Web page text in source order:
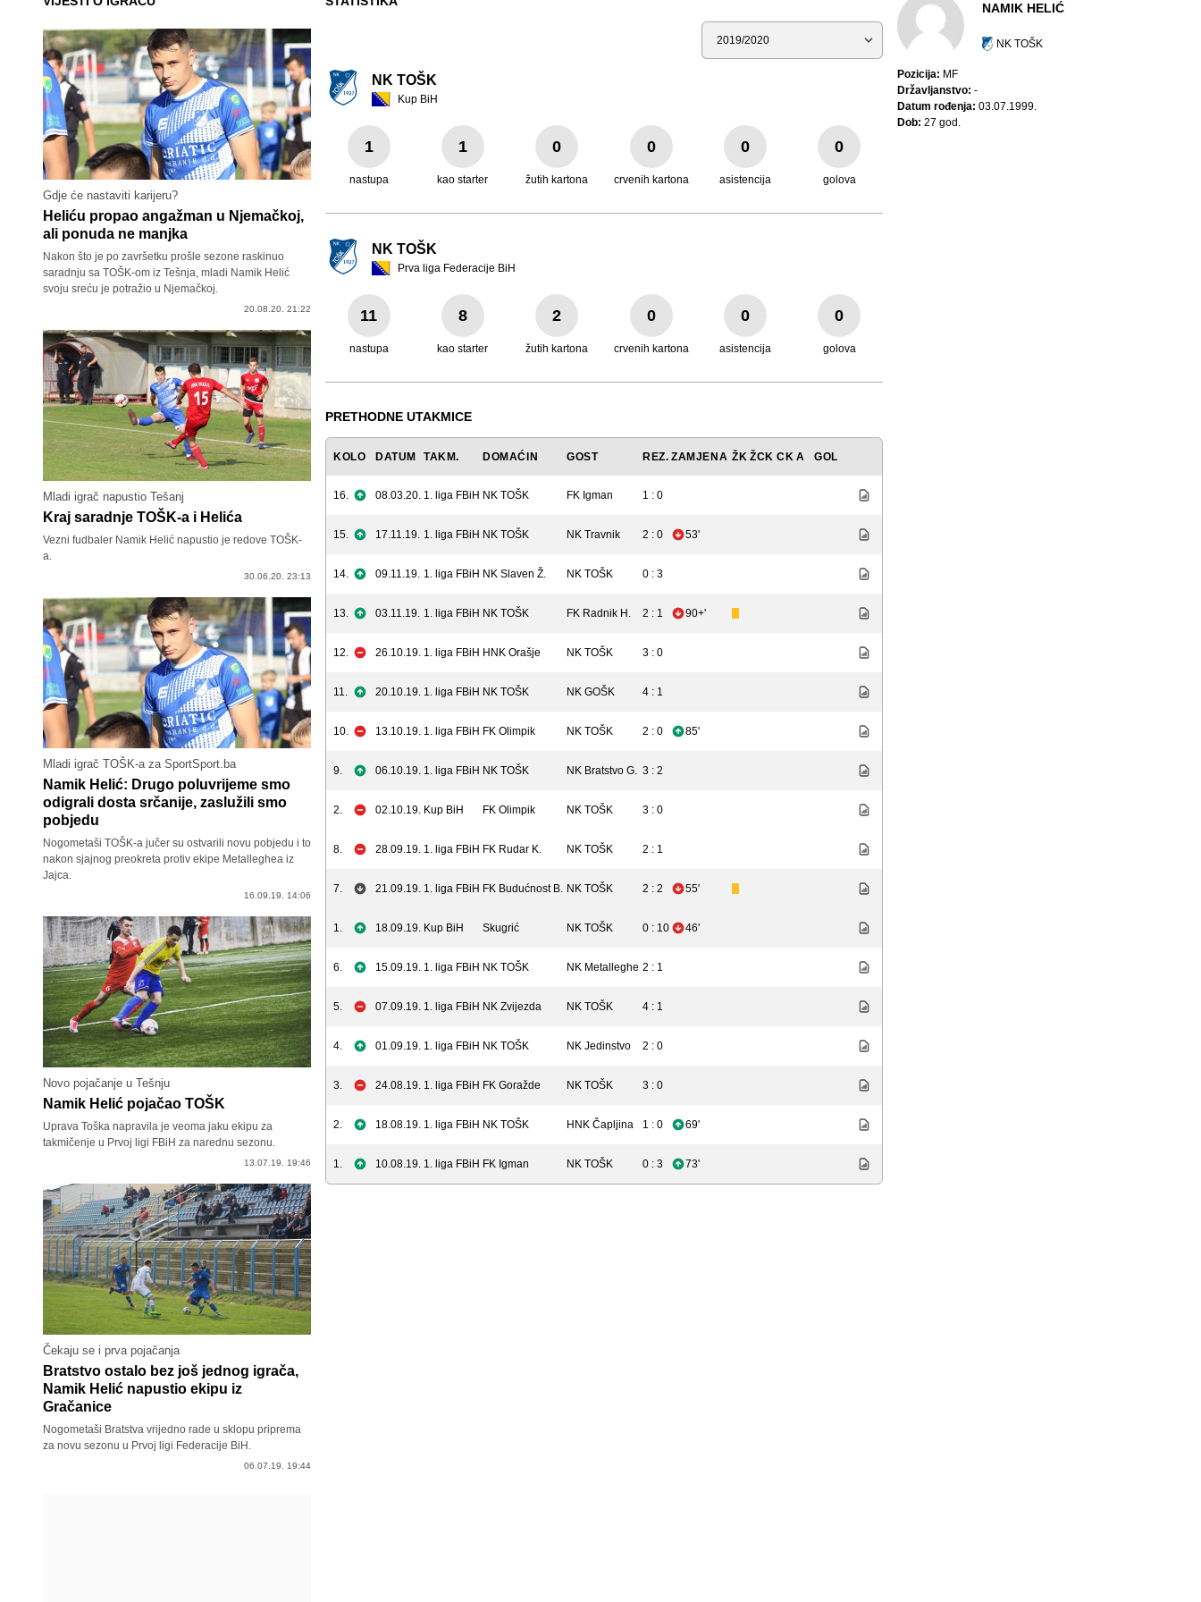
Gdje će nastaviti karijeru?
Heliću propao angažman u Njemačkoj,
ali ponuda ne manjka
Nakon što je po završetku prošle sezone raskinuo
saradnju sa TOŠK-om iz Tešnja, mladi Namik Helić
svoju sreću je potražio u Njemačkoj.
20.08.20. 21:22
Mladi igrač napustio Tešanj
Kraj saradnje TOŠK-a i Helića
Vezni fudbaler Namik Helić napustio je redove TOŠK-
a.
30.06.20. 23:13
Mladi igrač TOŠK-a za SportSport.ba
Namik Helić: Drugo poluvrijeme smo
odigrali dosta srčanije, zaslužili smo
pobjedu
Nogometaši TOŠK-a jučer su ostvarili novu pobjedu i to
nakon sjajnog preokreta protiv ekipe Metalleghea iz
Jajca.
16.09.19. 14:06
Novo pojačanje u Tešnju
Namik Helić pojačao TOŠK
Uprava Toška napravila je veoma jaku ekipu za
takmičenje u Prvoj ligi FBiH za narednu sezonu.
13.07.19. 19:46
Čekaju se i prva pojačanja
Bratstvo ostalo bez još jednog igrača,
Namik Helić napustio ekipu iz
Gračanice
Nogometaši Bratstva vrijedno rade u sklopu priprema
za novu sezonu u Prvoj ligi Federacije BiH.
06.07.19. 19:44
Sezona
NK TOŠK
Kup BiH
1
nastupa
1
kao starter
0
žutih kartona
0
crvenih kartona
0
asistencija
0
golova
NK TOŠK
Prva liga Federacije BiH
11
nastupa
8
kao starter
2
žutih kartona
0
crvenih kartona
0
asistencija
0
golova
PRETHODNE UTAKMICE
KOLO DATUM TAKM. DOMAĆIN GOST REZ. ZAMJENA ŽK ŽCK CK A GOL
16. 08.03.20. 1. liga FBiH NK TOŠK FK Igman 1 : 0
15. 17.11.19. 1. liga FBiH NK TOŠK NK Travnik 2 : 0 53'
14. 09.11.19. 1. liga FBiH NK Slaven Ž. NK TOŠK 0 : 3
13. 03.11.19. 1. liga FBiH NK TOŠK FK Radnik H. 2 : 1 90+'
12. 26.10.19. 1. liga FBiH HNK Orašje NK TOŠK 3 : 0
11. 20.10.19. 1. liga FBiH NK TOŠK NK GOŠK 4 : 1
10. 13.10.19. 1. liga FBiH FK Olimpik NK TOŠK 2 : 0 85'
9. 06.10.19. 1. liga FBiH NK TOŠK NK Bratstvo G. 3 : 2
2. 02.10.19. Kup BiH FK Olimpik NK TOŠK 3 : 0
8. 28.09.19. 1. liga FBiH FK Rudar K. NK TOŠK 2 : 1
7. 21.09.19. 1. liga FBiH FK Budućnost B. NK TOŠK 2 : 2 55'
1. 18.09.19. Kup BiH Skugrić NK TOŠK 0 : 10 46'
6. 15.09.19. 1. liga FBiH NK TOŠK NK Metalleghe 2 : 1
5. 07.09.19. 1. liga FBiH NK Zvijezda NK TOŠK 4 : 1
4. 01.09.19. 1. liga FBiH NK TOŠK NK Jedinstvo 2 : 0
3. 24.08.19. 1. liga FBiH FK Goražde NK TOŠK 3 : 0
2. 18.08.19. 1. liga FBiH NK TOŠK HNK Čapljina 1 : 0 69'
1. 10.08.19. 1. liga FBiH FK Igman NK TOŠK 0 : 3 73'
NAMIK HELIĆ
NK TOŠK
Pozicija: MF
Državljanstvo: -
Datum rođenja: 03.07.1999.
Dob: 27 god.